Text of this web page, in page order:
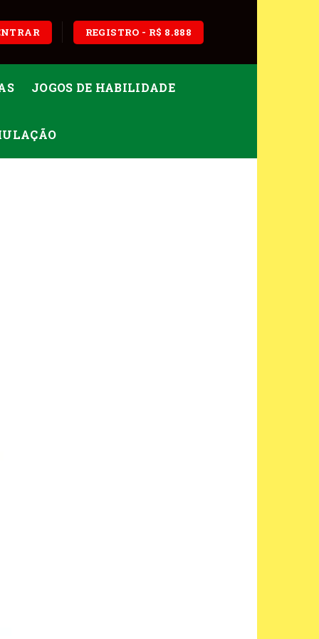
REGISTRO - R$ 8.888
JOGOS DE HABILIDADE